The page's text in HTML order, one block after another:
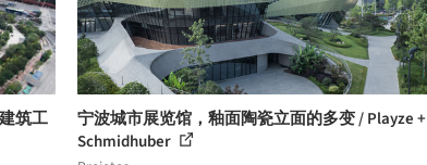
筑工
宁波城市展览馆，釉面陶瓷立面的多变 / Playze +
Schmidhuber